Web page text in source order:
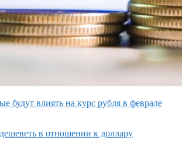
будут влиять на курс рубля в феврале
в отношении к доллару